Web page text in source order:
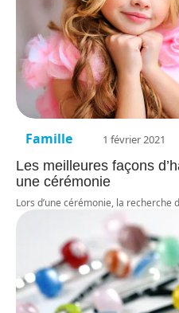
Famille 1 février 2021
Les meilleures façons
une cérémonie
Lors d’une cérémonie, la